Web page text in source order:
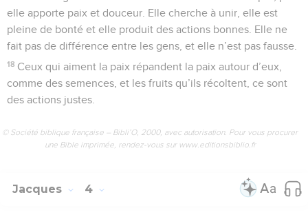
elle apporte paix et douceur. Elle cherche à unir, elle est
pleine de bonté et elle produit des actions bonnes. Elle ne
fait pas de différence entre les gens, et elle n’est pas fausse.
18 Ceux qui aiment la paix répandent la paix autour d’eux,
comme des semences, et les fruits qu’ils récoltent, ce sont
des actions justes.
© Société biblique française – Bibli’O, 2000, avec autorisation. Pour vous procurer
une Bible imprimée, rendez-vous sur www.editionsbiblio.fr
Jacques 4